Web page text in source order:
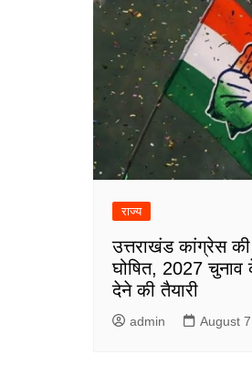
राज्य
उत्तराखंड कांग्रेस की
घोषित, 2027
देने की तैयारी
admin August